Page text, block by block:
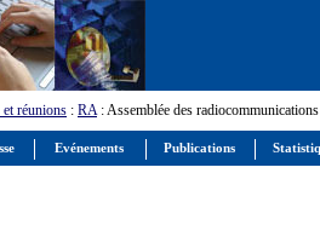
et réunions : RA: Assemblée des
Evénements Publications